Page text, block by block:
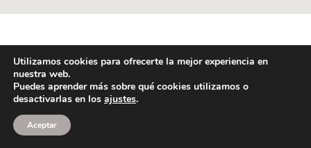
e
b
o
o
k
t
a
g
r
a
t
u
b
e
t
e
r
e
Utilizamos cookies para ofrecerte la mejor experiencia en
nuestra web.
Puedes aprender más sobre qué cookies utilizamos o
desactivarlas en los ajustes.
Aceptar